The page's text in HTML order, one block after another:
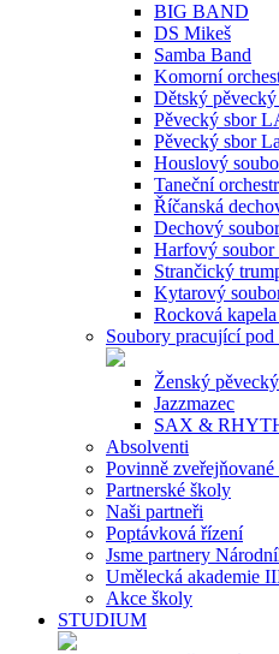
BIG BAND
DS Mikeš
Samba Band
Komorní
Dětský
Pěvecký sbor
Pěvecký sbor
Houslový
Taneční
Říčanská
Dechový
Harfový
Strančický
Kytarový
Rocková
Soubory pracující
Ženský
Jazzmazec
SAX &
Absolventi
Povinně
Partnerské školy
Naši partneři
Poptávková řízení
Jsme partnery
Umělecká akademie
Akce školy
STUDIUM